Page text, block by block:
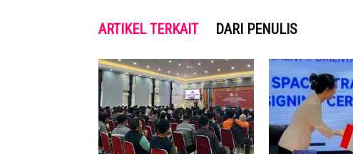
ARTIKEL TERKAIT DARI PENULIS